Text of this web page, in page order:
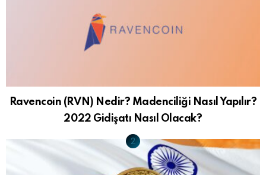
Ravencoin (RVN) Nedir? Madenciliği Nasıl Yapılır?
2022 Gidişatı Nasıl Olacak?